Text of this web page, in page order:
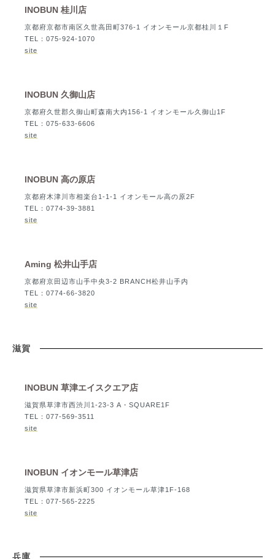
INOBUN 桂川店
京都府京都市南区久世高田町376-1 イオンモール京都桂川１F
TEL：075-924-1070
site
INOBUN 久御山店
京都府久世郡久御山町森南大内156-1 イオンモール久御山1F
TEL：075-633-6606
site
INOBUN 高の原店
京都府木津川市相楽台1-1-1 イオンモール高の原2F
TEL：0774-39-3881
site
Aming 松井山手店
京都府京田辺市山手中央3-2 BRANCH松井山手内
TEL：0774-66-3820
site
滋賀
INOBUN 草津エイスクエア店
滋賀県草津市西渋川1-23-3 A・SQUARE1F
TEL：077-569-3511
site
INOBUN イオンモール草津店
滋賀県草津市新浜町300 イオンモール草津1F-168
TEL：077-565-2225
site
兵庫